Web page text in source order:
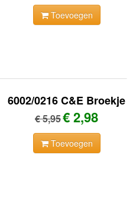
Toevoegen
6002/0216 C&E Broekje
€ 5,95€ 2,98
Toevoegen